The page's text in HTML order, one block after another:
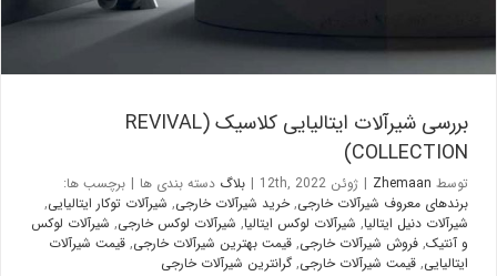
بررسی شیرآلات ایتالیایی کلاسیک (REVIVAL
COLLECTION)
توسطZhemaan
| ژوئن 12th, 2022 | بلاگدسته بندی ها
برچسب ها:
برندهای معروف شیرآلات خارجی,خرید شیرآلات خارجی,شیرآلات توکار ایتالیایی,
شیرآلات دنیل ایتالیا,شیرآلات لوکس ایتالیا,شیرآلات لوکس خارجی,شیرآلات لوکس
و آنتیک,فروش شیرآلات خارجی,قیمت بهترین شیرآلات خارجی,قیمت شیرآلات
ایتالیایی,قیمت شیرآلات خارجی,گرانترین شیرآلات خارجی